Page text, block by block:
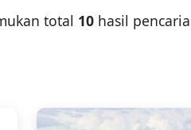
total 10 hasil